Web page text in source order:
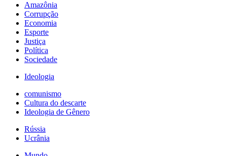
Amazônia
Corrupção
Economia
Esporte
Justiça
Política
Sociedade
Ideologia
comunismo
Cultura do descarte
Ideologia de Gênero
Rússia
Ucrânia